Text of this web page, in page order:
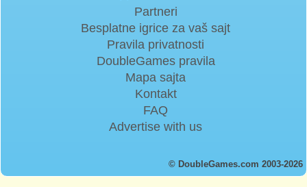
Partneri
Besplatne igrice za vaš sajt
Pravila privatnosti
DoubleGames pravila
Mapa sajta
Kontakt
FAQ
Advertise with us
© DoubleGames.com 2003-2026